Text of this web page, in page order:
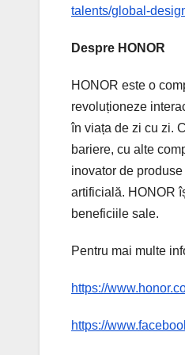
talents/global-
Despre HONOR
HONOR este o
revoluționeze
în viața de zi cu zi.
bariere, cu alte
inovator de
artificială. HONOR
beneficiile sale.
Pentru mai multe
https://
https://